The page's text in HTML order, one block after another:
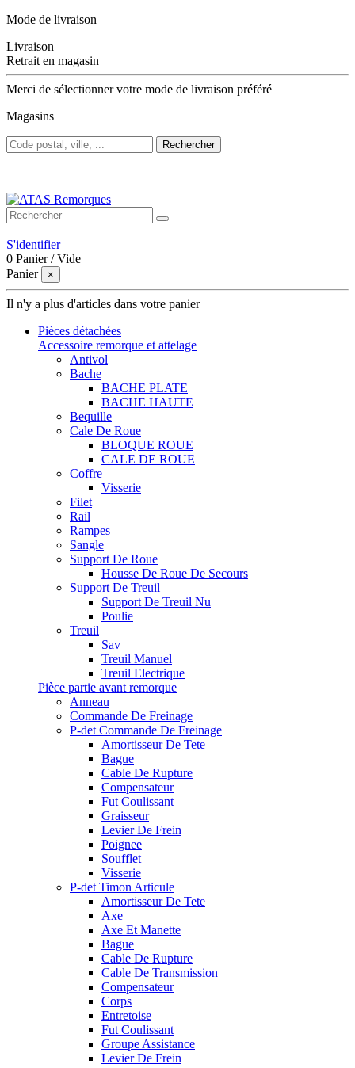
Mode de livraison
Livraison
Retrait en magasin
Merci de sélectionner votre mode de livraison préféré
Magasins
Rechercher
S'identifier
0 Panier /Vide
Panier
×
Il n'y a plus d'articles dans votre panier
Pièces détachées
Accessoire remorque et attelage
Antivol
Bache
BACHE PLATE
BACHE HAUTE
Bequille
Cale De Roue
BLOQUE ROUE
CALE DE ROUE
Coffre
Visserie
Filet
Rail
Rampes
Sangle
Support De Roue
Housse De Roue De Secours
Support De Treuil
Support De Treuil Nu
Poulie
Treuil
Sav
Treuil Manuel
Treuil Electrique
Pièce partie avant remorque
Anneau
Commande De Freinage
P-det Commande De Freinage
Amortisseur De Tete
Bague
Cable De Rupture
Compensateur
Fut Coulissant
Graisseur
Levier De Frein
Poignee
Soufflet
Visserie
P-det Timon Articule
Amortisseur De Tete
Axe
Axe Et Manette
Bague
Cable De Rupture
Cable De Transmission
Compensateur
Corps
Entretoise
Fut Coulissant
Groupe Assistance
Levier De Frein